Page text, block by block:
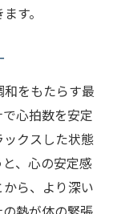
す。
をもたらす最
心拍数を安定
クスした状態
、心の安定感
ら、より深い